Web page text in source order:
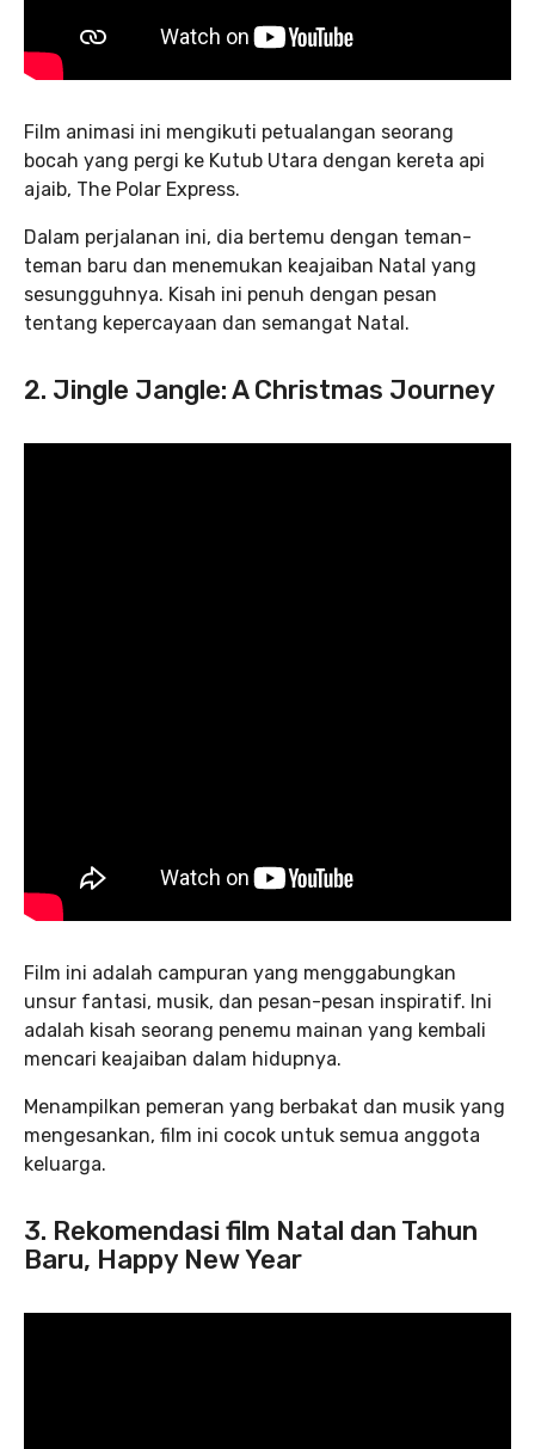
Film animasi ini mengikuti petualangan seorang
bocah yang pergi ke Kutub Utara dengan kereta api
ajaib, The Polar Express.
Dalam perjalanan ini, dia bertemu dengan teman-
teman baru dan menemukan keajaiban Natal yang
sesungguhnya. Kisah ini penuh dengan pesan
tentang kepercayaan dan semangat Natal.
2. Jingle Jangle: A Christmas Journey
Film ini adalah campuran yang menggabungkan
unsur fantasi, musik, dan pesan-pesan inspiratif. Ini
adalah kisah seorang penemu mainan yang kembali
mencari keajaiban dalam hidupnya.
Menampilkan pemeran yang berbakat dan musik yang
mengesankan, film ini cocok untuk semua anggota
keluarga.
3. Rekomendasi film Natal dan Tahun
Baru, Happy New Year